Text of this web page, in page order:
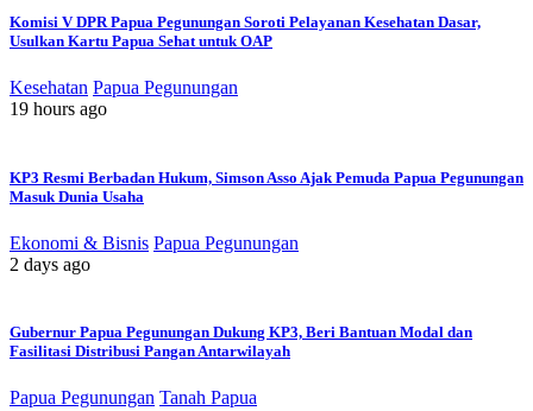
Komisi V DPR Papua Pegunungan Soroti Pelayanan Kesehatan Dasar,
Usulkan Kartu Papua Sehat untuk OAP
Kesehatan Papua Pegunungan
19 hours ago
KP3 Resmi Berbadan Hukum, Simson Asso Ajak Pemuda Papua Pegunungan
Masuk Dunia Usaha
Ekonomi & Bisnis Papua Pegunungan
2 days ago
Gubernur Papua Pegunungan Dukung KP3, Beri Bantuan Modal dan
Fasilitasi Distribusi Pangan Antarwilayah
Papua Pegunungan Tanah Papua